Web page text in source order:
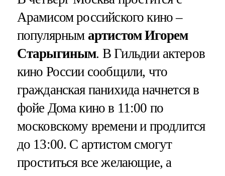
Арамисом российского кино –
популярным артистом Игорем
Старыгиным. В Гильдии актеров
кино России сообщили, что
гражданская панихида начнется в
фойе Дома кино в 11:00 по
московскому времени и продлится
до 13:00. С артистом смогут
проститься все желающие, а